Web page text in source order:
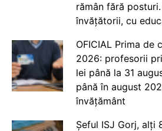
rămân fără
învățătorii, cu
OFICIAL Prima de
2026: profesorii
lei până la 31
până în august
învățământ
Șeful ISJ Gorj, alți